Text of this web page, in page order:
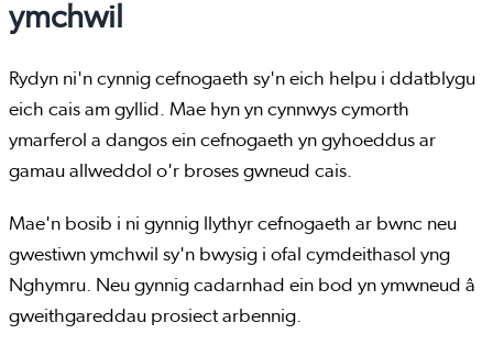
ymchwil
Rydyn ni'n cynnig cefnogaeth sy'n eich helpu i ddatblygu
eich cais am gyllid. Mae hyn yn cynnwys cymorth
ymarferol a dangos ein cefnogaeth yn gyhoeddus ar
gamau allweddol o'r broses gwneud cais.
Mae'n bosib i ni gynnig llythyr cefnogaeth ar bwnc neu
gwestiwn ymchwil sy'n bwysig i ofal cymdeithasol yng
Nghymru. Neu gynnig cadarnhad ein bod yn ymwneud â
gweithgareddau prosiect arbennig.